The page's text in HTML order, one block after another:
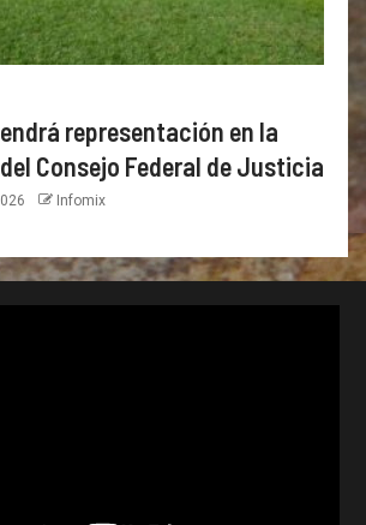
representación en la
Consejo Federal de Justicia
Infomix